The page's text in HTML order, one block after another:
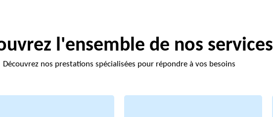
l'ensemble de nos services
Découvrez nos prestations spécialisées pour répondre à vos besoins